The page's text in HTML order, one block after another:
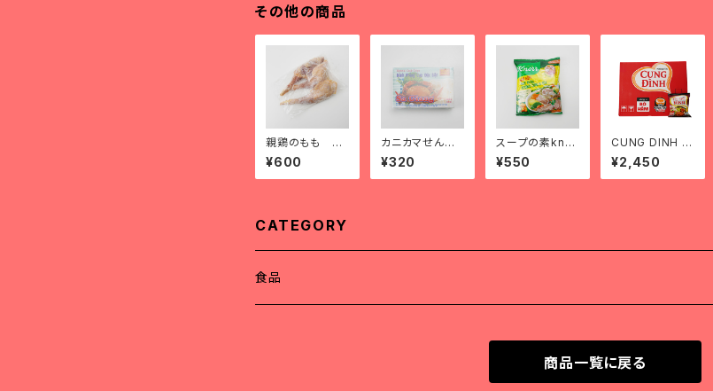
その他の商品
親鶏のもも đù
i gà dai
¥600
カニカマせんべ
い bánh phồn
g cua
¥320
スープの素knor
r hạt nêm kn
orr
¥550
CUNG DINH ビ
ーフシチュー風
味ラーメン1箱
¥2,450
CATEGORY
食品
商品一覧に戻る